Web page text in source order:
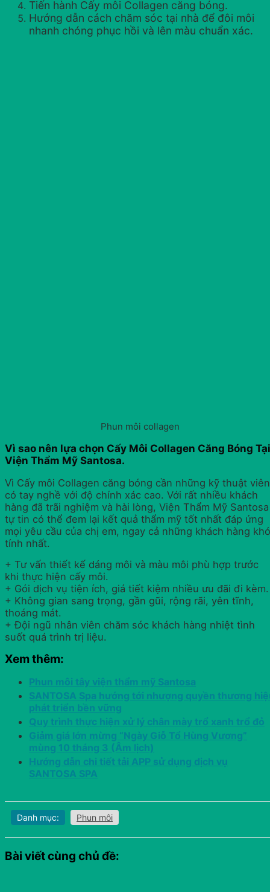
Tiến hành Cấy môi Collagen căng bóng.
Hướng dẫn cách chăm sóc tại nhà để đôi môi
nhanh chóng phục hồi và lên màu chuẩn xác.
Phun môi collagen
Vì sao nên lựa chọn Cấy Môi Collagen Căng Bóng Tại
Viện Thẩm Mỹ Santosa.
Vì Cấy môi Collagen căng bóng cần những kỹ thuật viên
có tay nghề với độ chính xác cao. Với rất nhiều khách
hàng đã trãi nghiệm và hài lòng, Viện Thẩm Mỹ Santosa
tự tin có thể đem lại kết quả thẩm mỹ tốt nhất đáp ứng
mọi yêu cầu của chị em, ngay cả những khách hàng khó
tính nhất.
+ Tư vấn thiết kế dáng môi và màu môi phù hợp trước
khi thực hiện cấy môi.
+ Gói dịch vụ tiện ích, giá tiết kiệm nhiều ưu đãi đi kèm.
+ Không gian sang trọng, gần gũi, rộng rãi, yên tĩnh,
thoáng mát.
+ Đội ngũ nhân viên chăm sóc khách hàng nhiệt tình
suốt quá trình trị liệu.
Xem thêm:
Phun môi tây viện thẩm mỹ Santosa
SANTOSA Spa hướng tới nhượng quyền thương
phát triển bền vững
Quy trình thực hiện xử lý chân mày trổ xanh trổ đỏ
Giảm giá lớn mừng “Ngày Giỗ Tổ Hùng Vương”
mùng 10 tháng 3 (Âm lịch)
Hướng dẫn chi tiết tải APP sử dụng dịch vụ
SANTOSA SPA
Danh mục: Phun môi
Bài viết cùng chủ đề: